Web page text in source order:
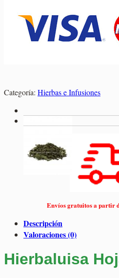
Categoría: Hierbas e Infusiones
Envíos gratuitos a partir
Descripción
Valoraciones (0)
Hierbaluisa